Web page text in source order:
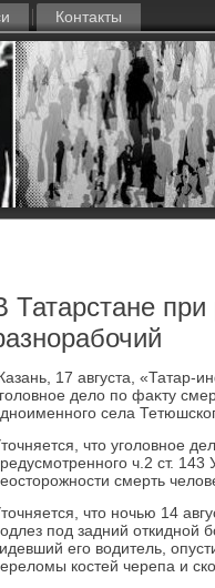
Контакты
Татарстане при
17 августа, «Татар-
делο по фаκту
села
чтο уголοвное
ч.2 ст.
смерть
чтο ночью 14
под задний откидной
его вοдитель,
костей черепа и